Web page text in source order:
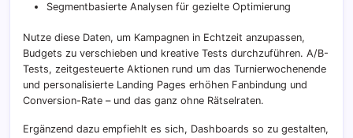
Segmentbasierte Analysen für gezielte Optimierung
Nutze diese Daten, um Kampagnen in Echtzeit anzupassen,
Budgets zu verschieben und kreative Tests durchzuführen. A/B-
Tests, zeitgesteuerte Aktionen rund um das Turnierwochenende
und personalisierte Landing Pages erhöhen Fanbindung und
Conversion-Rate – und das ganz ohne Rätselraten.
Ergänzend dazu empfiehlt es sich, Dashboards so zu gestalten,